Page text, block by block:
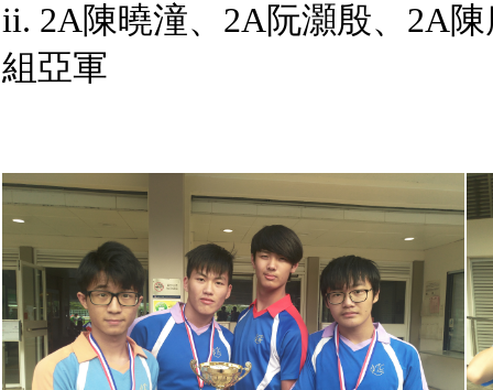
ii. 2A陳曉潼、2A阮灝殷、2A
組亞軍